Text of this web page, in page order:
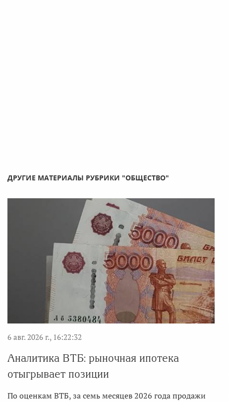
ДРУГИЕ МАТЕРИАЛЫ РУБРИКИ "ОБЩЕСТВО"
6 авг. 2026 г., 16:22:32
Аналитика ВТБ: рыночная ипотека
отыгрывает позиции
По оценкам ВТБ, за семь месяцев 2026 года продажи